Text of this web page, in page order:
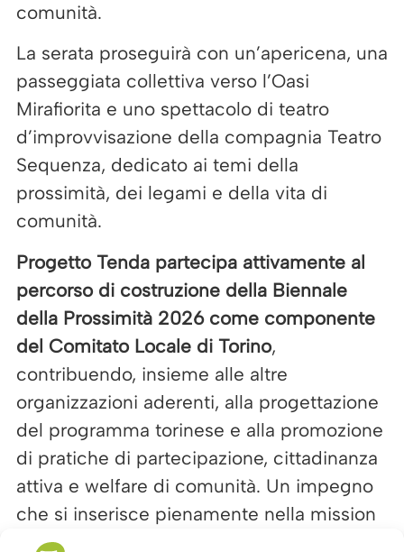
comunità.
La serata proseguirà con un’apericena, una
passeggiata collettiva verso l’Oasi
Mirafiorita e uno spettacolo di teatro
d’improvvisazione della compagnia Teatro
Sequenza, dedicato ai temi della
prossimità, dei legami e della vita di
comunità.
Progetto Tenda partecipa attivamente al
percorso di costruzione della Biennale
della Prossimità 2026 come componente
del Comitato Locale di Torino,
contribuendo, insieme alle altre
organizzazioni aderenti, alla progettazione
del programma torinese e alla promozione
di pratiche di partecipazione, cittadinanza
attiva e welfare di comunità. Un impegno
che si inserisce pienamente nella mission
della cooperativa e nel lavoro quotidiano